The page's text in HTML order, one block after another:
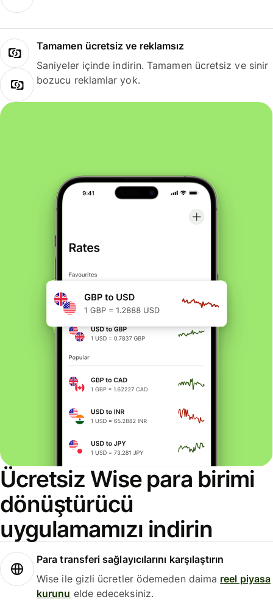
Tamamen ücretsiz ve reklamsız
Saniyeler içinde indirin. Tamamen ücretsiz ve sinir
bozucu reklamlar yok.
Ücretsiz Wise para birimi
dönüştürücü
uygulamamızı indirin
Para transferi sağlayıcılarını karşılaştırın
Wise ile gizli ücretler ödemeden daima reel piyasa
kurunu elde edeceksiniz.